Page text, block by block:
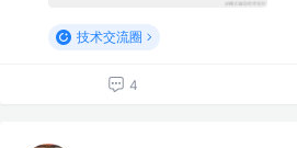
技术交流圈
4